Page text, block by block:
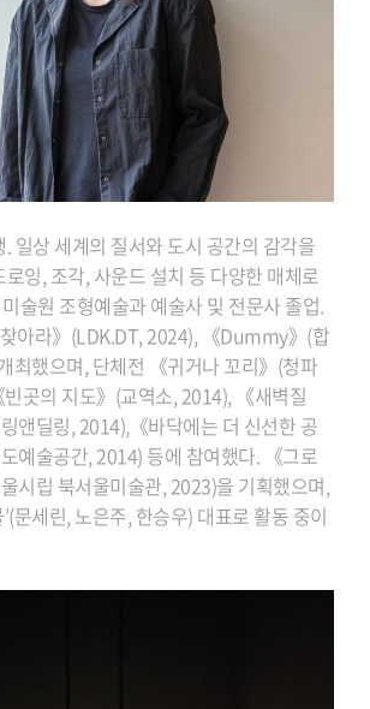
일상 세계의 질서와 도시 공간의 감각을
잉, 조각, 사운드 설치 등 다양한 매체로
술원 조형예술과 예술사 및 전문사 졸업.
아라》(LDK.DT, 2024), 《Dummy》(합
최했으며, 단체전 《귀거나 꼬리》(청파
곳의 지도》(교역소, 2014), 《새벽질
앤딜링, 2014),《바닥에는 더 신선한 공
예술공간, 2014) 등에 참여했다. 《그로
시립 북서울미술관, 2023)을 기획했으며,
문세린, 노은주, 한승우) 대표로 활동 중이